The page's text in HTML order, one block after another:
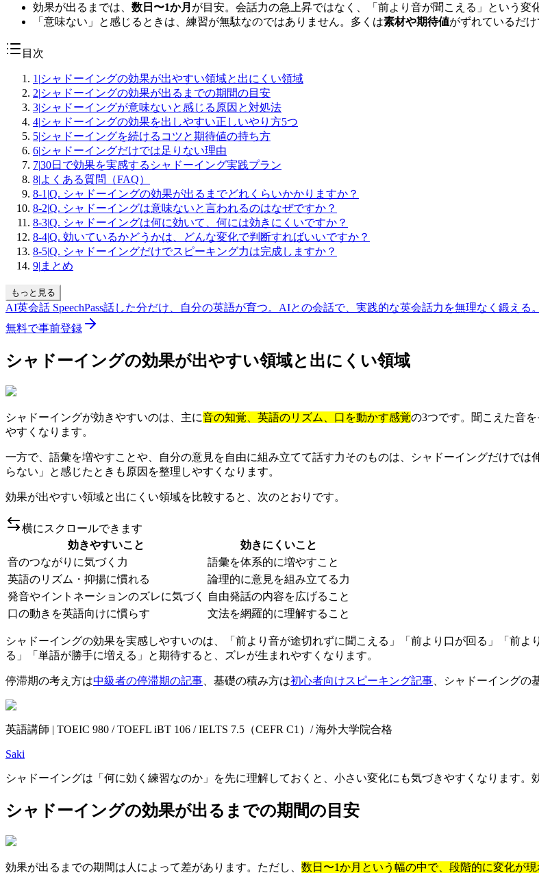
効果が出るまでは、 数日〜1か月 が目安。会話力の急上昇ではなく、「前より音が聞こえる」という変
「意味ない」と感じるときは、練習が無駄なのではありません。多くは素材や期待値がずれているだけ
目次
1 |シャドーイングの効果が出やすい領域と出にくい領域
2|シャドーイングの効果が出るまでの期間の目安
3|シャドーイングが意味ないと感じる原因と対処法
4|シャドーイングの効果を出しやすい正しいやり方5つ
5|シャドーイングを続けるコツと期待値の持ち方
6|シャドーイングだけでは足りない理由
7|30日で効果を実感するシャドーイング実践プラン
8|よくある質問（FAQ）
8-1 |Q. シャドーイングの効果が出るまでどれくらいかかりますか？
8-2|Q. シャドーイングは意味ないと言われるのはなぜですか？
8-3|Q. シャドーイングは何に効いて、何には効きにくいですか？
8-4|Q. 効いているかどうかは、どんな変化で判断すればいいですか？
8-5|Q. シャドーイングだけでスピーキング力は完成しますか？
9| まとめ
もっと見る
AI英会話 SpeechPass話した分だけ、自分の英語が育つ。 AIとの会話で、実践的な英会話力を無理なく鍛える。
無料で事前登録
シャドーイングの効果が出やすい領域と出にくい領域
シャドーイングが効きやすいのは、主に音の知覚、英語のリズム、口を動かす感覚の3つです。聞こえた音
やすくなります。
一方で、語彙を増やすことや、自分の意見を自由に組み立てて話す力そのものは、シャドーイングだけで
らない」と感じたときも原因を整理しやすくなります。
効果が出やすい領域と出にくい領域を比較すると、次のとおりです。
横にスクロールできます
効きやすいこと
効きにくいこと
音のつながりに気づく力
語彙を体系的に増やすこと
英語のリズム・抑揚に慣れる
論理的に意見を組み立てる力
発音やイントネーションのズレに気づく
自由発話の内容を広げること
口の動きを英語向けに慣らす
文法を網羅的に理解すること
シャドーイングの効果を実感しやすいのは、「前より音が途切れずに聞こえる」「前より口が回る」「前
る」「単語が勝手に増える」と期待すると、ズレが生まれやすくなります。
停滞期の考え方は中級者の停滞期の記事 、基礎の積み方は初心者向けスピーキング記事 、シャドーイングの
英語講師 | TOEIC 980 / TOEFL iBT 106 / IELTS 7.5（CEFR C1）/ 海外大学院合格
Saki
シャドーイングは「何に効く練習なのか」を先に理解しておくと、小さい変化にも気づきやすくなります。
シャドーイングの効果が出るまでの期間の目安
効果が出るまでの期間は人によって差があります。ただし、 数日〜1か月という幅の中で、段階的に変化が